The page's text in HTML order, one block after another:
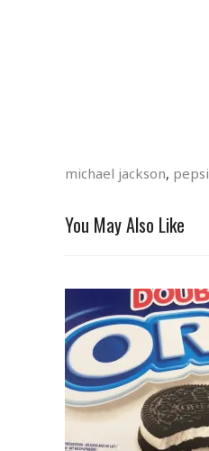
michael jackson, pepsi
You May Also Like